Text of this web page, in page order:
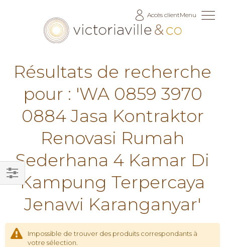
Accès clientMenu
Résultats de recherche
pour : 'WA 0859 3970
0884 Jasa Kontraktor
Renovasi Rumah
Sederhana 4 Kamar Di
Kampung Terpercaya
Jenawi Karanganyar'
Impossible de trouver des produits correspondants à
votre sélection.
Filtrer